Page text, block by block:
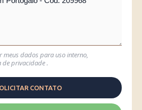
meus dados para uso interno,
de privacidade.